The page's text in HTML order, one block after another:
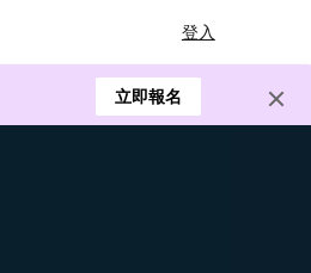
登入
立即報名